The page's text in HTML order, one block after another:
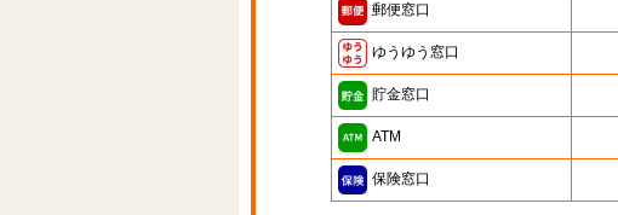
郵便窓口
ゆうゆう窓口
貯金窓口
ATM
保険窓口